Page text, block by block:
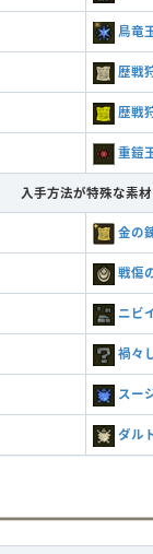
鳥竜
歴戦
歴戦
重鎧
入手方法が特殊な素材
金の
戦傷
ニビ
禍々
スー
ダル